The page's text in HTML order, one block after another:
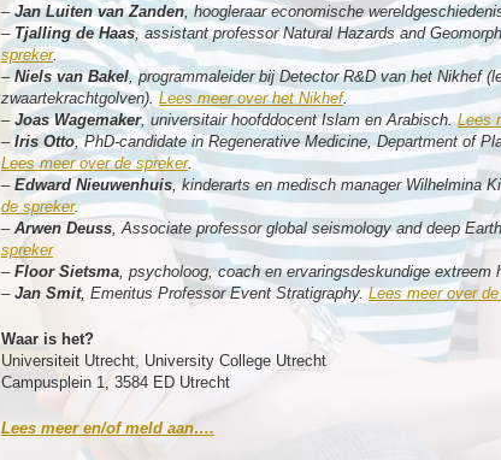
–Jan Luiten van Zanden, hoogleraar economische
– Tjalling de Haas, assistant professor Natural Hazards and
spreker.
–Niels van Bakel, programmaleider bij Detector R&D van het Nikhef
zwaartekrachtgolven). Lees meer over het Nikhef.
– Joas Wagemaker, universitair hoofddocent Islam en Arabisch.Lees
–Iris Otto, PhD-candidate in Regenerative Medicine, Department of
Lees meer over de spreker.
– Edward Nieuwenhuis, kinderarts en medisch manager Wilhelmina
de spreker.
–Arwen Deuss, Associate professor global seismology and deep
spreker
– Floor Sietsma, psycholoog, coach en ervaringsdeskundige extreem
– Jan Smit, Emeritus Professor Event Stratigraphy.Lees meer over
Waar is het?
Universiteit Utrecht, University College Utrecht
Campusplein 1, 3584 ED Utrecht
Lees meer en/of meld aan….